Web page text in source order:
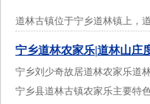
道林古镇位于宁乡道林镇上，
宁乡道林农家乐|道林山庄
宁乡刘少奇故居道林农家乐道
宁乡县道林古镇农家乐主要特